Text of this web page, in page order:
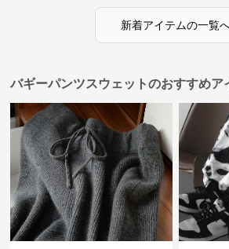
新着アイテムの一覧
バギーパンツスウェットのおすすめア